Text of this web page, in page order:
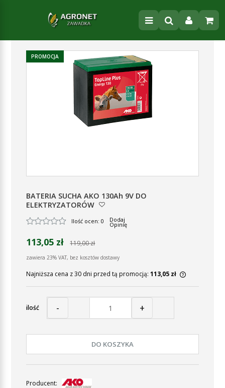
PROMOCJA
BATERIA SUCHA AKO 130Ah 9V DO
ELEKTRYZATORÓW
Ilość ocen: 0 Dodaj
Opinię
113,05 zł 119,00 zł
zawiera 23% VAT, bez kosztów dostawy
Najniższa cena z 30 dni przed tą promocją: 113,05 zł
Jeżeli
ilość - +
DO KOSZYKA
Producent: